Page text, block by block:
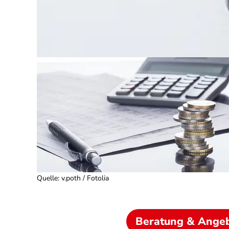
Quelle: v.poth / Fotolia
Beratung &